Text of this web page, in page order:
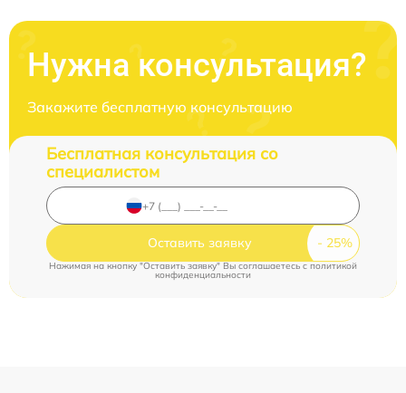
Нужна консультация?
Закажите бесплатную консультацию
Бесплатная консультация со
специалистом
Оставить заявку
Нажимая на кнопку "Оставить заявку" Вы соглашаетесь cполитикой
конфиденциальности